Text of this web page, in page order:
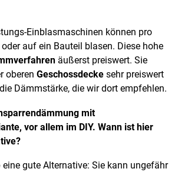
Einblasmaschinen können pro
auf ein Bauteil blasen. Diese hohe
äußerst preiswert. Sie
oberen Geschossdecke sehr preiswert
Dämmstärke, die wir dort empfehlen.
mit
vor allem im DIY. Wann ist hier
eine gute Alternative: Sie kann ungefähr